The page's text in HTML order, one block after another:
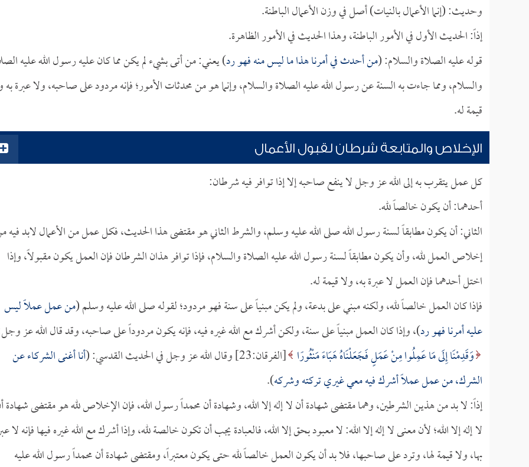
وحديث: (إنما الأعمال بالنيات) أصل في وزن الأعمال الباطنة.
إذاً: الحديث الأول في الأمور الباطنة، وهذا الحديث في الأمور الظاهرة.
قوله عليه الصلاة والسلام: (من أحدث في أمرنا هذا ما ليس منه فهو رد) يعني: من أتى بشيء لم يكن مما كان عليه رسول الله عليه
والسلام، ومما جاءت به السنة عن رسول الله عليه الصلاة والسلام، وإنما هو من محدثات الأمور؛ فإنه مردود على صاحبه، ولا عبرة به
قيمة له.
الإخلاص والمتابعة شرطان لقبول الأعمال
كل عمل يتقرب به إلى الله عز وجل لا ينفع صاحبه إلا إذا توافر فيه شرطان:
أحدهما: أن يكون خالصاً لله.
الثاني: أن يكون مطابقاً لسنة رسول الله صلى الله عليه وسلم، والشرط الثاني هو مقتضى هذا الحديث، فكل عمل من الأعمال لابد فيه
إخلاص العمل لله، وأن يكون مطابقاً لسنة رسول الله عليه الصلاة والسلام، فإذا توافر هذان الشرطان فإن العمل يكون مقبولاً، وإذا
اختل أحدهما فإن العمل لا عبرة به، ولا قيمة له.
فإذا كان العمل خالصاً لله، ولكنه مبني على بدعة، ولم يكن مبنياً على سنة فهو مردود؛ لقوله صلى الله عليه وسلم (من عمل عملاً ليس
عليه أمرنا فهو رد)، وإذا كان العمل مبنياً على سنة، ولكن أشرك مع الله غيره فيه، فإنه يكون مردوداً على صاحبه، وقد قال الله عز
وَقَدِمْنَا إِلَى مَا عَمِلُوا مِنْ عَمَلٍ فَجَعَلْنَاهُ هَبَاءً مَنْثُورًا [الفرقان:23] وقال الله عز وجل في الحديث القدسي: (
أنا أغنى الشركاء عن
الشرك، من عمل عملاً أشرك فيه معي غيري تركته وشركه).
إذاً: لا بد من هذين الشرطين، وهما مقتضى شهادة أن لا إله إلا الله، وشهادة أن محمداً رسول الله، فإن الإخلاص لله هو مقتضى شهادة
لا إله إلا الله؛ لأن معنى لا إله إلا الله: لا معبود بحق إلا الله، فالعبادة يجب أن تكون خالصة لله، وإذا أشرك مع الله غيره فيها فإنه لا
بها، ولا قيمة لها، وترد على صاحبها، فلا بد أن يكون العمل خالصاً لله حتى يكون معتبراً، ومقتضى شهادة أن محمداً رسول الله عليه